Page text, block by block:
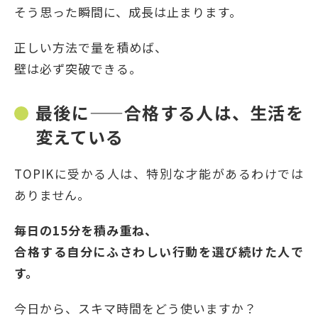
そう思った瞬間に、成長は止まります。
正しい方法で量を積めば、
壁は必ず突破できる。
最後に——合格する人は、生活を
変えている
TOPIKに受かる人は、特別な才能があるわけでは
ありません。
毎日の15分を積み重ね、
合格する自分にふさわしい行動を選び続けた人で
す。
今日から、スキマ時間をどう使いますか？